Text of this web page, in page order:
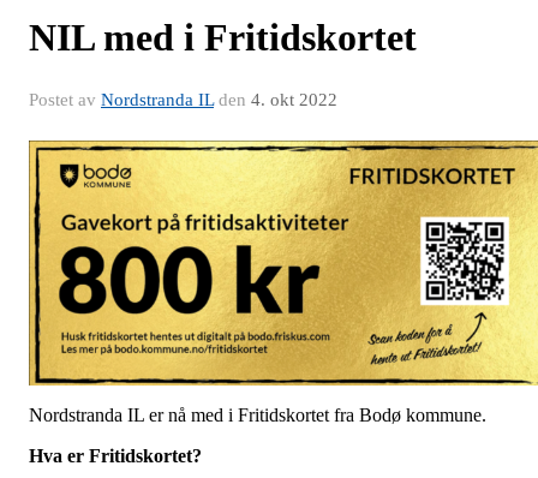
NIL med i Fritidskortet
Postet av Nordstranda ILden 4. okt 2022
Nordstranda IL er nå med i Fritidskortet fra Bodø kommune.
Hva er Fritidskortet?